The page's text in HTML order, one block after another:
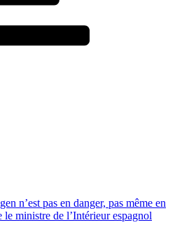
n’est pas en danger, pas même en
ministre de l’Intérieur espagnol